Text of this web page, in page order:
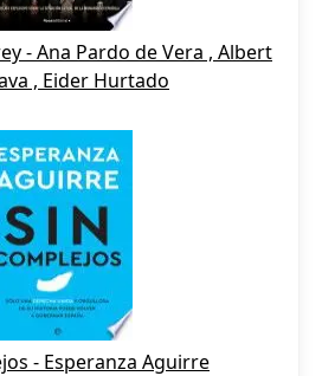
- Ana Pardo de Vera , Albert
, Eider Hurtado
- Esperanza Aguirre